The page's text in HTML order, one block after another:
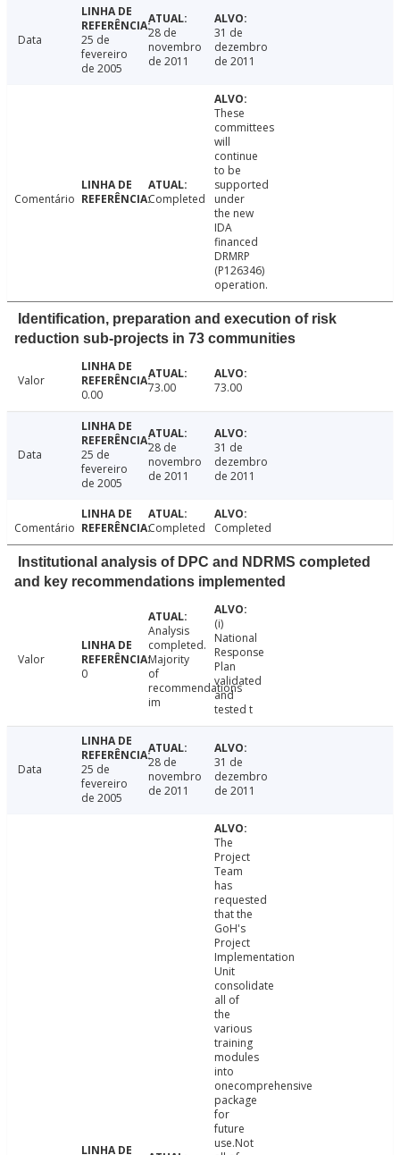
Data
25 de
fevereiro
de 2005
28 de
novembro
de 2011
31 de
dezembro
de 2011
Comentário Completed
These
committees
will
continue
to be
supported
under
the new
IDA
financed
DRMRP
(P126346)
operation.
Identification, preparation and execution of risk
reduction sub-projects in 73 communities
Valor
0.00
73.00 73.00
Data
25 de
fevereiro
de 2005
28 de
novembro
de 2011
31 de
dezembro
de 2011
Comentário Completed Completed
Institutional analysis of DPC and NDRMS completed
and key recommendations implemented
Valor
0
Analysis
completed.
Majority
of
recommendations
im
(i)
National
Response
Plan
validated
and
tested t
Data
25 de
fevereiro
de 2005
28 de
novembro
de 2011
31 de
dezembro
de 2011
The
Project
Team
has
requested
that the
GoH's
Project
Implementation
Unit
consolidate
all of
the
various
training
modules
into
onecomprehensive
package
for
future
use.Not